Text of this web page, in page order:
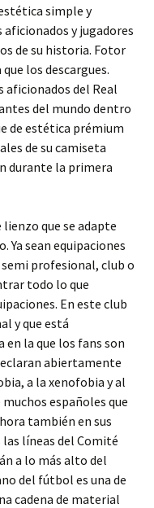
simple y
y jugadores
de su historia. Fotor
los descargues.
aficionados del Real
del mundo dentro
de estética prémium
de su camiseta
durante la primera
que se adapte
Ya sean equipaciones
profesional, club o
todo lo que
En este club
y que está
la que los fans son
abiertamente
a la xenofobia y al
españoles que
también en sus
líneas del Comité
a lo más alto del
del fútbol es una de
cadena de material